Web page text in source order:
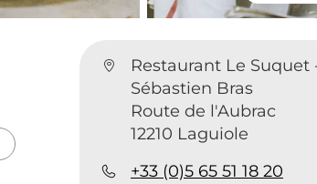
Restaurant Le Suquet
Sébastien Bras
Route de l'Aubrac
12210 Laguiole
+33 (0)5 65 51 18 20